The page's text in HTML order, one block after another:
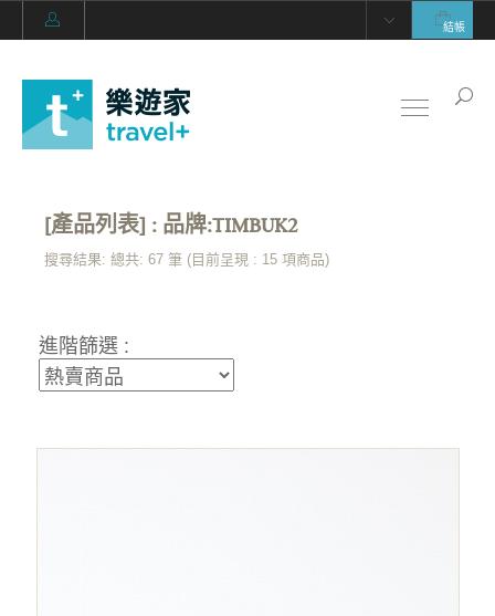
結帳
[產品列表] : 品牌:TIMBUK2
搜尋結果: 總共: 67 筆 (目前呈現 : 15 項商品)
進階篩選 :